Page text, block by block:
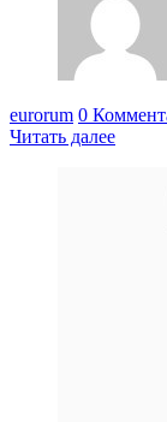
eurorum 0
Читать далее